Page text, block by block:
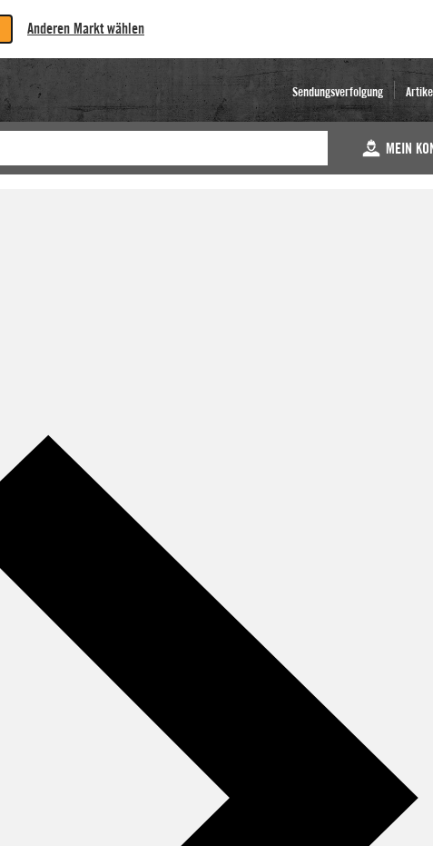
Anderen Markt wählen
Sendungsverfolgung
MEIN